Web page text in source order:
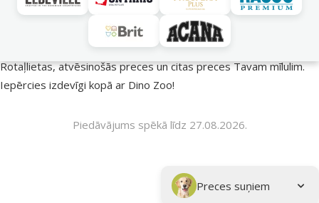
Vasara turpinās – atlaides katrai gaumei!
Rotaļlietas, atvēsinošās preces un citas preces Tavam mīlulim.
Iepērcies izdevīgi kopā ar Dino Zoo!
Piedāvājums spēkā līdz 27.08.2026.
Apakškategorija
Preces suņiem